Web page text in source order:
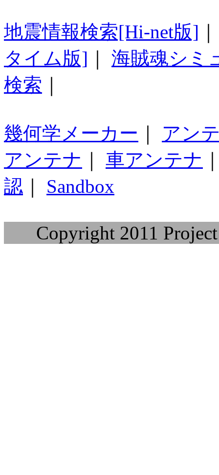
地震情報検索[Hi-net版]
タイム版]
海賊魂シミ
検索
幾何学メーカー
アン
アンテナ
車アンテナ
認
Sandbox
Copyright 2011